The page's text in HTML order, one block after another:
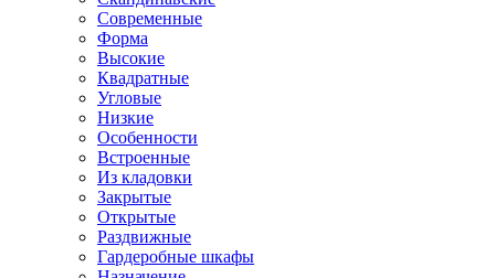
Современные
Форма
Высокие
Квадратные
Угловые
Низкие
Особенности
Встроенные
Из кладовки
Закрытые
Открытые
Раздвижные
Гардеробные шкафы